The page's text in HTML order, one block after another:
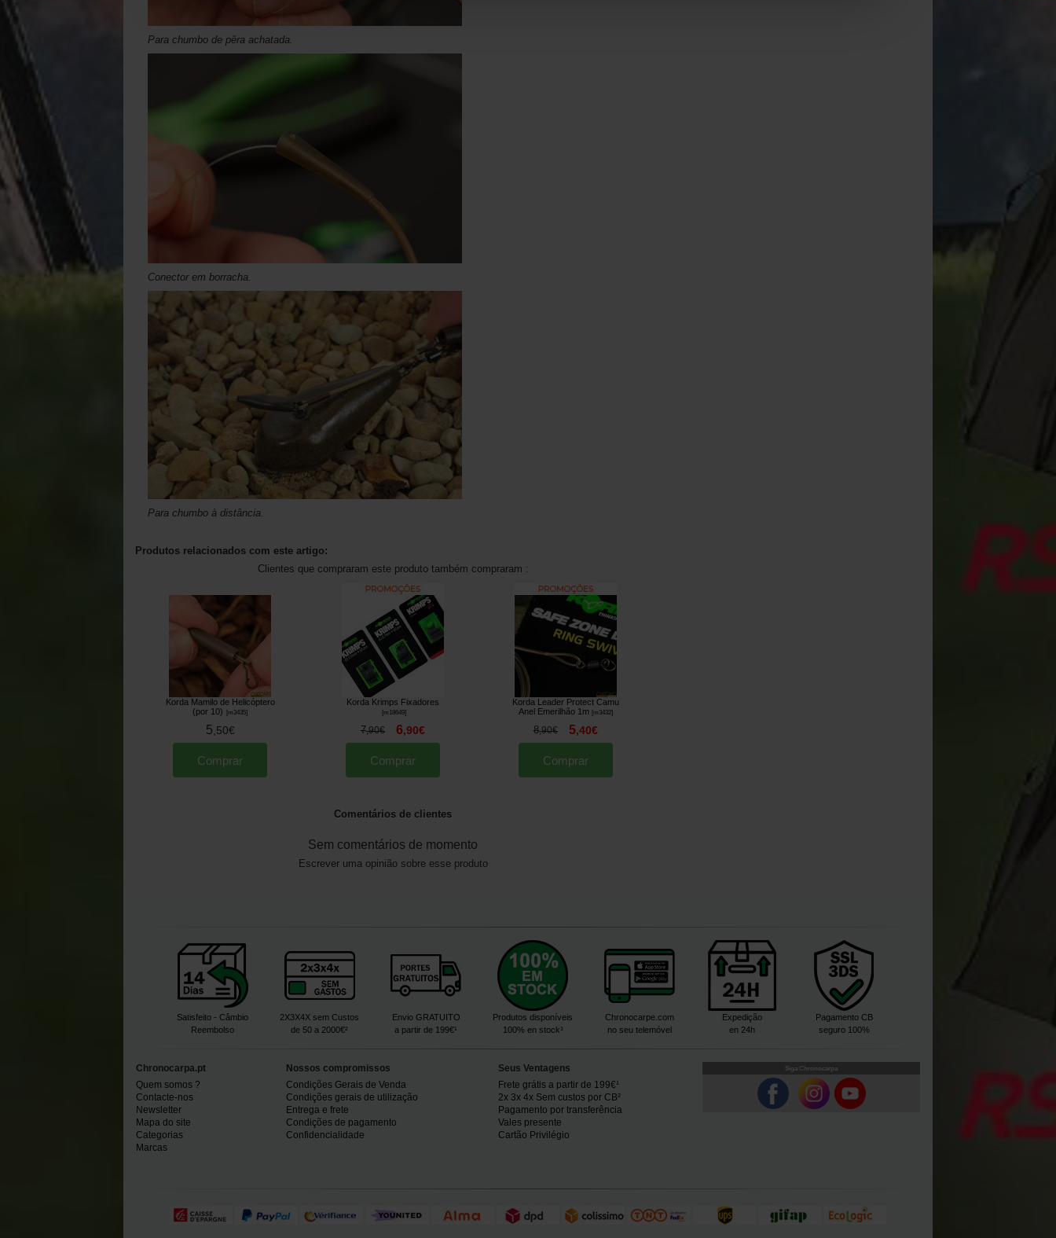
Para chumbo de pêra achatada.
Conector em borracha.
Para chumbo à distância.
Produtos relacionados com este artigo:
Clientes que compraram este produto também compraram :
Korda Mamilo de Helicóptero
(por 10)
m3435]
5,50€
Comprar
Korda Krimps Fixadores
[m18649]
7,90€ 6,90€
Comprar
Korda Leader Protect Camu
Anel Emerilhão 1m [m3432]
8,90€ 5,40€
Comprar
Comentários de clientes
Sem comentários de momento
Escrever uma opinião sobre esse produto
Satisfeito - Câmbio
Reembolso
2X3X4X sem Custos
de 50 a 2000€²
Envio GRATUITO
a partir de 199€¹
Produtos disponíveis
100% en stock³
Chronocarpe.com
no seu telemóvel
Expedição
en 24h
Pagamento CB
seguro 100%
Chronocarpa.pt
Quem somos ?
Contacte-nos
Newsletter
Mapa do site
Categorias
Marcas
Nossos compromissos
Condições Gerais de Venda
Condições gerais de utilização
Entrega e frete
Condições de pagamento
Confidencialidade
Seus Ventagens
Frete grátis a partir de 199€¹
2x 3x 4x Sem custos por CB²
Pagamento por transferência
Vales presente
Cartão Privilégio
Siga Chronocarpa